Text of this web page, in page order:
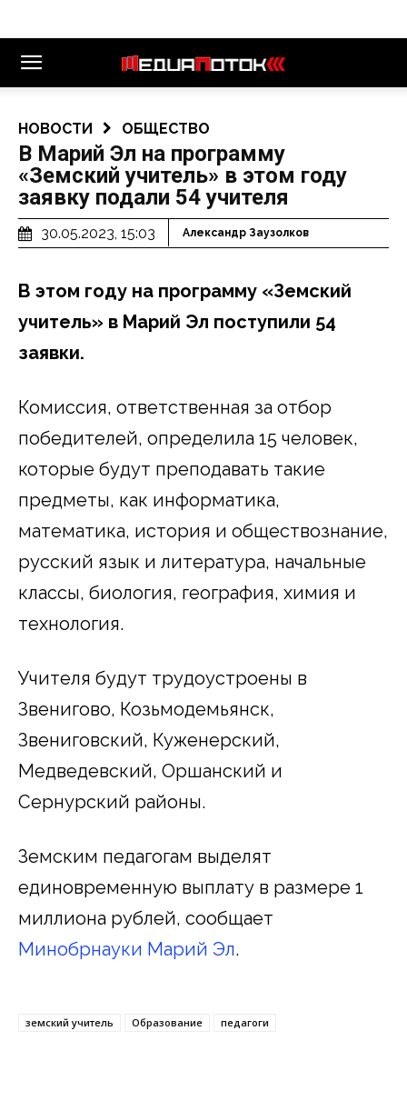
НОВОСТИ ОБЩЕСТВО
В Марий Эл на программу
«Земский учитель» в этом году
заявку подали 54 учителя
30.05.2023, 15:03 Александр Заузолков
В этом году на программу «Земский
учитель» в Марий Эл поступили 54
заявки.
Комиссия, ответственная за отбор
победителей, определила 15 человек,
которые будут преподавать такие
предметы, как информатика,
математика, история и обществознание,
русский язык и литература, начальные
классы, биология, география, химия и
технология.
Учителя будут трудоустроены в
Звенигово, Козьмодемьянск,
Звениговский, Куженерский,
Медведевский, Оршанский и
Сернурский районы.
Земским педагогам выделят
единовременную выплату в размере 1
миллиона рублей, сообщает
Минобрнауки Марий Эл.
земский учитель Образование педагоги